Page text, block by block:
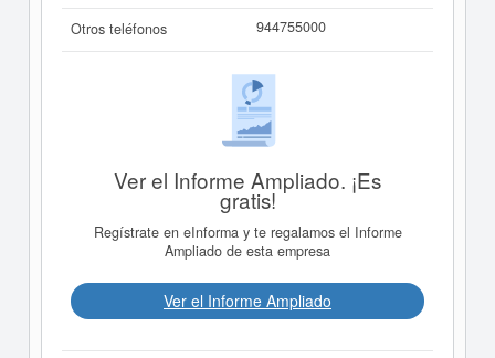
Otros teléfonos
944755000
Ver el Informe Ampliado. ¡Es
gratis!
Regístrate en eInforma y te regalamos el Informe
Ampliado de esta empresa
Ver el Informe Ampliado